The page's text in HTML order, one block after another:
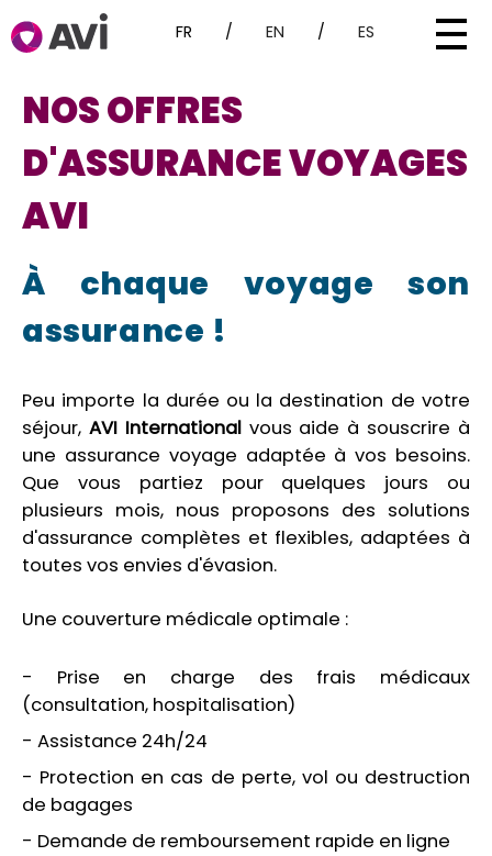
FR / EN / ES
NOS OFFRES
D'ASSURANCE VOYAGES
AVI
À chaque voyage son
assurance !
Peu importe la durée ou la destination de votre
séjour, AVI Internationalvous aide à souscrire à
une assurance voyage adaptée à vos besoins.
Que vous partiez pour quelques jours ou
plusieurs mois, nous proposons des solutions
d'assurance complètes et flexibles, adaptées à
toutes vos envies d'évasion.
Une couverture médicale optimale :
- Prise en charge des frais médicaux
(consultation, hospitalisation)
- Assistance 24h/24
- Protection en cas de perte, vol ou destruction
de bagages
- Demande de remboursement rapide en ligne